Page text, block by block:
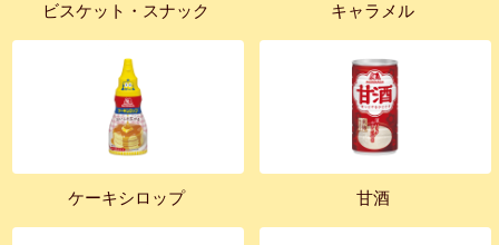
ビスケット・スナック キャラメル
ケーキシロップ 甘酒